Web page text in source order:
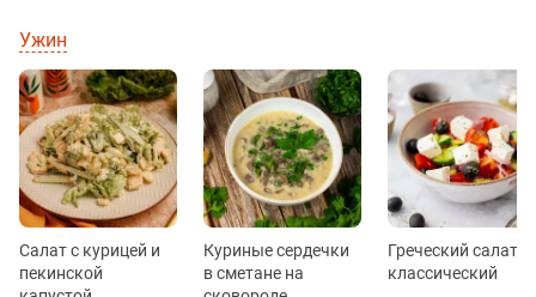
Ужин
Салат с курицей и
пекинской
Куриные сердечки
в сметане на
Греческий салат
классический